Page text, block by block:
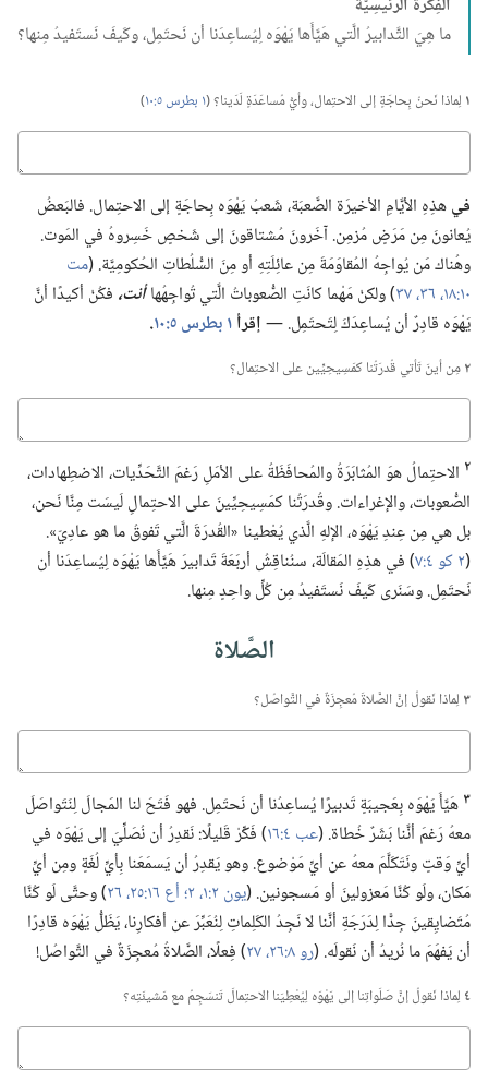
الفِكرَةُ الرَّئيسِيَّة
ما هِيَ التَّدابيرُ الَّتي هَيَّأَها يَهْوَه لِيُساعِدَنا أن نَحتَمِل،‏ وكَيفَ نَستَفيدُ مِنها؟‏
١ لِماذا نَحنُ بِحاجَةٍ إلى الاحتِمال،‏ وأيُّ مُساعَدَةٍ لَدَينا؟‏ (‏١ بطرس ٥:‏١٠ ‏)‏
فيهذِهِ الأيَّامِ الأخيرَة الصَّعبَة،‏ شَعبُ يَهْوَه بِحاجَةٍ إلى الاحتِمال.‏ فالبَعضُ
يُعانونَ مِن مَرَضٍ مُزمِن.‏ آخَرونَ مُشتاقونَ إلى شَخصٍ خَسِروهُ في المَوت.‏
وهُناك مَن يُواجِهُ المُقاوَمَةَ مِن عائِلَتِهِ أو مِنَ السُّلُطاتِ الحُكومِيَّة.‏ (‏مت
١٠:‏١٨،‏
‏)‏ ولكنْ مَهْما كانَتِ الصُّعوباتُ الَّتي تُواجِهُهاأنت،‏ فكُنْ أكيدًا أنَّ
يَهْوَه قادِرٌ أن يُساعِدَكَ لِتَحتَمِل.‏ —‏إقرأ١ بطرس ٥:‏١٠ ‏.‏
٢مِن أينَ تَأتي قُدرَتُنا كمَسِيحِيِّين على الاحتِمال؟‏
٢ الاحتِمالُ هوَ المُثابَرَةُ والمُحافَظَةُ على الأمَلِ رَغمَ التَّحَدِّيات،‏ الاضطِهادات،‏
الصُّعوبات،‏ والإغراءات.‏ وقُدرَتُنا كمَسِيحِيِّينَ على الاحتِمالِ لَيسَت مِنَّا نَحن،‏
بل هي مِن عِندِ يَهْوَه،‏ الإلهِ الَّذي يُعْطينا «القُدرَةَ الَّتي تَفوقُ ما هو عادِيّ».‏
(‏٢ كو ٤:‏٧
‏)‏ في هذِهِ المَقالَة،‏ سنُناقِشُ أربَعَةَ تَدابيرَ هَيَّأَها يَهْوَه لِيُساعِدَنا أن
نَحتَمِل.‏ وسَنَرى كَيفَ نَستَفيدُ مِن كُلِّ واحِدٍ مِنها.‏
الصَّلاة
٣ لِماذا نَقولُ إنَّ الصَّلاةَ مُعجِزَةٌ في التَّواصُل؟‏
٣ هَيَّأَ يَهْوَه بِعَجيبَةٍ تَدبيرًا يُساعِدُنا أن نَحتَمِل.‏ فهو فَتَحَ لنا المَجالَ لِنَتَواصَلَ
معهُ رَغمَ أنَّنا بَشَرٌ خُطاة.‏ (‏عب ٤:‏١٦
‏)‏ فَكِّرْ قَليلًا:‏ نَقدِرُ أن نُصَلِّيَ إلى يَهْوَه في
أيِّ وَقتٍ ونَتَكَلَّمَ معهُ عن أيِّ مَوْضوع.‏ وهو يَقدِرُ أن يَسمَعَنا بِأيِّ لُغَةٍ ومِن أيِّ
مَكان،‏ ولَو كُنَّا مَعزولينَ أو مَسجونين.‏ (‏يون ٢:‏١،‏ ٢؛‏ أع ١٦:‏٢٥،‏ ٢٦
‏)‏ وحتَّى لَو كُنَّا
مُتَضايِقينَ جِدًّا لِدَرَجَةِ أنَّنا لا نَجِدُ الكَلِماتِ لِنُعَبِّرَ عن أفكارِنا،‏ يَظَلُّ يَهْوَه قادِرًا
أن يَفهَمَ ما نُريدُ أن نَقولَه.‏ (‏رو ٨:‏٢٦،‏ ٢٧ ‏)‏ فِعلًا،‏ الصَّلاةُ مُعجِزَةٌ في التَّواصُل!‏
٤ لِماذا نَقولُ إنَّ صَلَواتِنا إلى يَهْوَه لِيُعْطِيَنا الاحتِمالَ تَنسَجِمُ مع مَشيئَتِه؟‏